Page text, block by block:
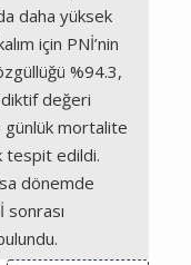
daha yüksek
için PNİ’nin
%94.3,
değeri
günlük mortalite
tespit edildi.
dönemde
sonrası